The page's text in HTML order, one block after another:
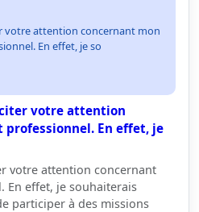
votre attention concernant mon
En effet, je so
votre attention
En effet, je
votre attention concernant
En effet, je souhaiterais
participer à des missions